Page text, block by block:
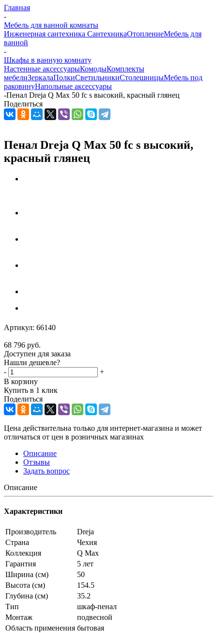
Главная
-
Мебель для ванной комнаты
Инженерная сантехника СантехникаОтоплениеМебель для
ванной
-
Шкафы в ванную комнату
Настенные аксессуарыКомодыКомплекты
мебелиЗеркалаПолкиСветильникиСтолешницыМебель под
раковинуНапольные аксессуары
-Пенал Dreja Q Max 50 fc s высокий, красный глянец
Поделиться
Пенал Dreja Q Max 50 fc s высокий,
красный глянец
Артикул: 66140
68 796 руб.
Доступен для заказа
Нашли дешевле?
-
+
В корзину
Купить в 1 клик
Поделиться
Цена действительна только для интернет-магазина и может
отличаться от цен в розничных магазинах
Описание
Отзывы
Задать вопрос
Описание
Характеристики
Производитель
Dreja
Страна
Чехия
Коллекция
Q Max
Гарантия
5 лет
Ширина (см)
50
Высота (см)
154.5
Глубина (см)
35.2
Тип
шкаф-пенал
Монтаж
подвесной
Область применения бытовая